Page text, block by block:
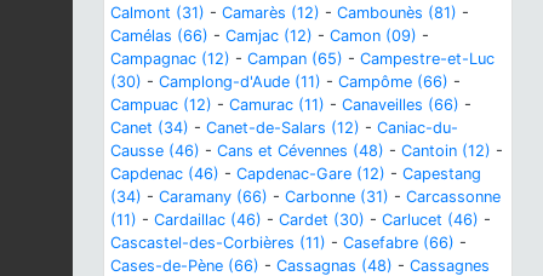
Calmont (31) - Camarès (12) - Cambounès (81) -
Camélas (66) - Camjac (12) - Camon (09) -
Campagnac (12) - Campan (65) - Campestre-et-Luc
(30) - Camplong-d'Aude (11) - Campôme (66) -
Campuac (12) - Camurac (11) - Canaveilles (66) -
Canet (34) - Canet-de-Salars (12) - Caniac-du-
Causse (46) - Cans et Cévennes (48) - Cantoin (12) -
Capdenac (46) - Capdenac-Gare (12) - Capestang
(34) - Caramany (66) - Carbonne (31) - Carcassonne
(11) - Cardaillac (46) - Cardet (30) - Carlucet (46) -
Cascastel-des-Corbières (11) - Casefabre (66) -
Cases-de-Pène (66) - Cassagnas (48) - Cassagnes